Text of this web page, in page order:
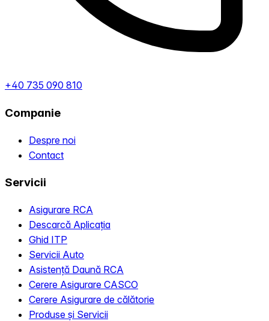
+40 735 090 810
Companie
Despre noi
Contact
Servicii
Asigurare RCA
Descarcă Aplicația
Ghid ITP
Servicii Auto
Asistență Daună RCA
Cerere Asigurare CASCO
Cerere Asigurare de călătorie
Produse și Servicii